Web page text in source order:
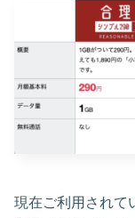
現在ご利用されて